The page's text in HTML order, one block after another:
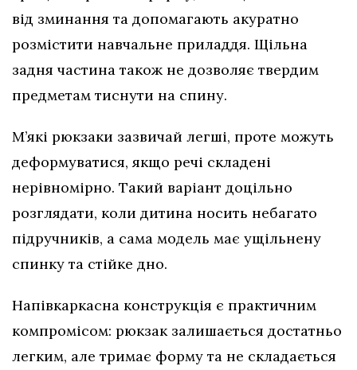
від зминання та допомагають акуратно
розмістити навчальне приладдя. Щільна
задня частина також не дозволяє твердим
предметам тиснути на спину.
М’які рюкзаки зазвичай легші, проте можуть
деформуватися, якщо речі складені
нерівномірно. Такий варіант доцільно
розглядати, коли дитина носить небагато
підручників, а сама модель має ущільнену
спинку та стійке дно.
Напівкаркасна конструкція є практичним
компромісом: рюкзак залишається достатньо
легким, але тримає форму та не складається